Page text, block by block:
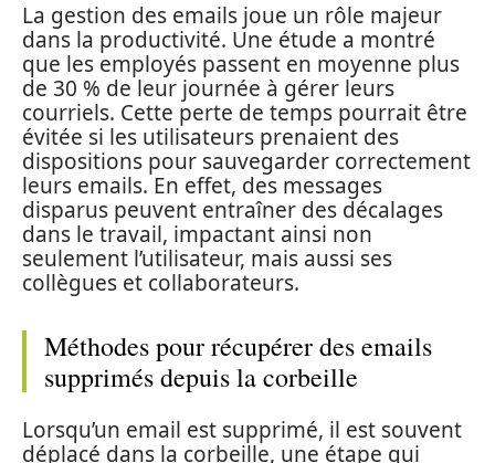
La gestion des emails joue un rôle majeur
dans la productivité. Une étude a montré
que les employés passent en moyenne plus
de 30 % de leur journée à gérer leurs
courriels. Cette perte de temps pourrait être
évitée si les utilisateurs prenaient des
dispositions pour sauvegarder correctement
leurs emails. En effet, des messages
disparus peuvent entraîner des décalages
dans le travail, impactant ainsi non
seulement l’utilisateur, mais aussi ses
collègues et collaborateurs.
Méthodes pour récupérer des emails
supprimés depuis la corbeille
Lorsqu’un email est supprimé, il est souvent
déplacé dans la corbeille, une étape qui